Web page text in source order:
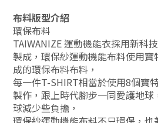
布料版型介紹
環保布料
TAIWANIZE 運動機能衣採用新科
製成，環保紗運動機能布料使用
成的環保布料布料，
每一件T-SHIRT相當於使用8個寶
製作，跟上時代腳步一同愛護地
球減少些負擔，